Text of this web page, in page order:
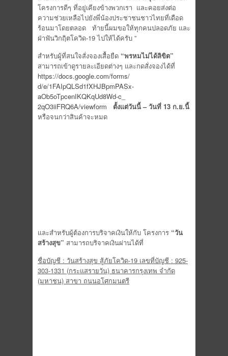
โครงการดีๆ ที่อยู่เคียงข้างพวกเรา และคอยส่งต่อ
ความช่วยเหลือไปยังพี่น้องประชาชนชาวไทยที่เดือด
ร้อนมาโดยตลอด ท้ายนี้ผมขอให้ทุกคนปลอดภัย และ
ฝ่าฟันวิกฤิตโควิด-19ไปให้ได้ครับ ”
สำหรับผู้ที่สนใจสั่งจองเสื้อยืด “พรหมไม่ได้ลิขิต”
สามารถเข้าดูรายละเอียดต่างๆ และกดสั่งจองได้ที่
https://docs.google.com/forms/
d/e/1FAIpQLSd1fXHJBpmPASx-
aOb5oTpcenIKQKqUd8Wd-c_
2qO3iiFRQ6A/viewform ตั้งแต่วันนี้ – วันที่ 13 ก.ย.นี้
หรือจนกว่าสินค้าจะหมด
และสำหรับผู้ต้องการบริจาคเงินให้กับ โครงการ “วัน
สร้างสุข” สามารถบริจาคเงินผ่านได้ที่
ชื่อบัญชี : วันสร้างสุข สู้ภัยโควิด-19 เลขที่บัญชี : 925-
303-1331 (กระแสรายวัน) ธนาคารกรุงเทพ จำกัด
(มหาชน) สาขา ถนนอโศกมนตรี